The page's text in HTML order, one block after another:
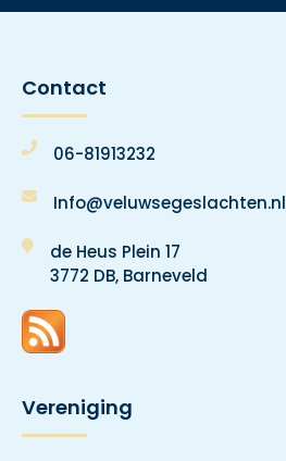
Contact
06-81913232
Info@veluwsegeslachten.nl
de Heus Plein 17
3772 DB, Barneveld
Vereniging